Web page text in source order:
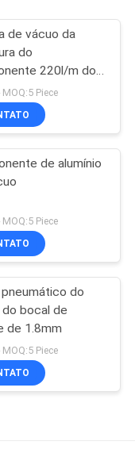
de vácuo da
do
220l/m do
MOQ:5 Piece
de alumínio
MOQ:5 Piece
do
bocal de
de 1.8mm
MOQ:5 Piece